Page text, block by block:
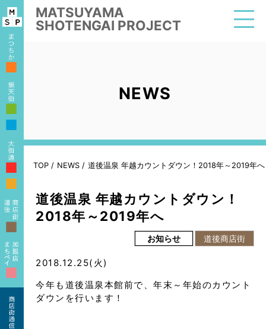
MATSUYAMA
SHOTENGAI PROJECT
■
■
■
■
■
■
■
NEWS
TOP / NEWS / 道後温泉 年越カウントダウン！2018年～2019年へ
道後温泉 年越カウントダウン！
2018年～2019年へ
お知らせ 道後商店街
2018.12.25(火)
今年も道後温泉本館前で、年末～年始のカウント
ダウンを行います！